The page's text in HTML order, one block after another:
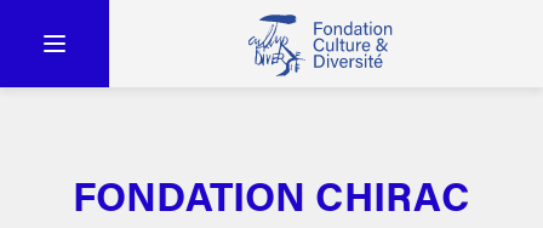
FONDATION CHIRAC